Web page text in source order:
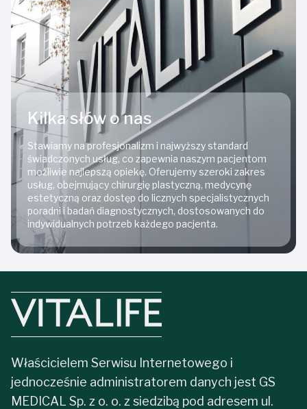
Kilka słów o nas
Stawiamy na profesjonalizm i najwyższy standard
świadczonych usług, co zapewnia naszym pacjentom
możliwie najlepszą opiekę. Oferujemy szeroki zakres
usług, obejmujący chirurgię plastyczną, medycynę
estetyczną oraz dostęp do licznych specjalistycznych
poradni i badań diagnostycznych, dostosowanych do
indywidualnych potrzeb każdego pacjenta.
Właścicielem Serwisu Internetowego i
jednocześnie administratorem danych jest GS
MEDICAL Sp. z o. o. z siedzibą pod adresem ul.